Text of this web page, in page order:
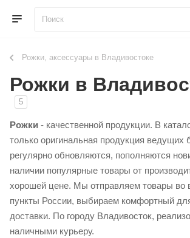
Рожки, аксессуары в Владивостоке
Рожки в
5
Рожки - качественной продукции. В
только оригинальная продукция ведущих
регулярно обновляются, пополняются
наличии популярные товары от
хорошей цене. Мы отправляем товары во
пункты России, выбираем комфортный
доставки. По городу Владивосток,
наличными курьеру.